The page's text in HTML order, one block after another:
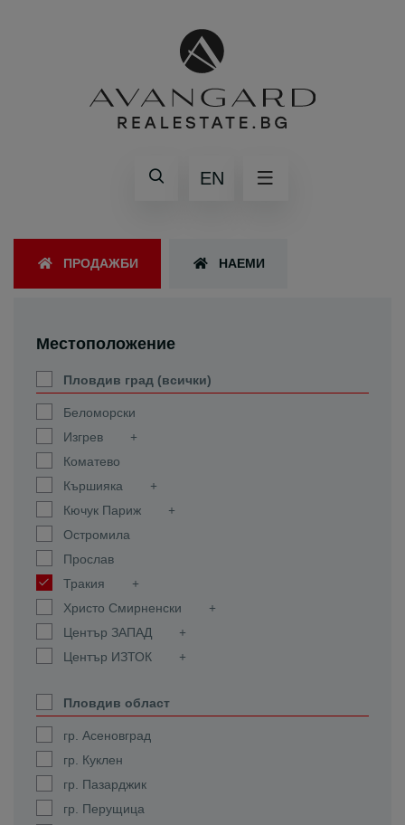
EN
ПРОДАЖБИ НАЕМИ
Местоположение
Пловдив град (всички)
Беломорски
Изгрев
Коматево
Кършияка
Кючук Париж
Остромила
Прослав
Тракия
Христо Смирненски
Център ЗАПАД
Център ИЗТОК
Пловдив област
гр. Асеновград
гр. Куклен
гр. Пазарджик
гр. Перущица